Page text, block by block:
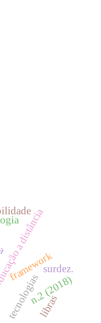
a distância
framework
tecnologiasn.2 (2018)
libras
surdez.